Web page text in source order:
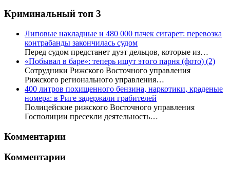
Криминальный топ 3
Липовые накладные и 480 000 пачек сигарет: перевозка
контрабанды закончилась судом
Перед судом предстанет дуэт дельцов, которые из…
«Побывал в баре»: теперь ищут этого парня (фото) (2)
Сотрудники Рижского Восточного управления
Рижского регионального управления…
400 литров похищенного бензина, наркотики, краденые
номера: в Риге задержали грабителей
Полицейские рижского Восточного управления
Госполиции пресекли деятельность…
Комментарии
Комментарии